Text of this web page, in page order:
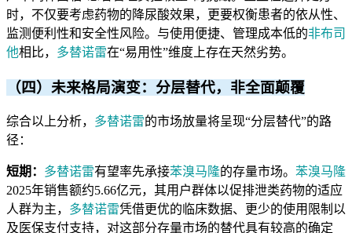
时，不仅要考虑药物的降尿酸效果，更要权衡患者的依从性、
监测便利性和安全性风险。与使用便捷、管理成本低的非布司
他相比， 多替诺雷在“易用性”维度上存在天然劣势。
（四）未来格局演变：分层替代，非全面颠覆
综合以上分析， 多替诺雷的市场放量将呈现“分层替代”的路
径：
短期： 多替诺雷有望率先承接苯溴马隆的存量市场。 苯溴马隆
2025年销售额约5.66亿元，其用户群体以促排泄类药物的适应
人群为主， 多替诺雷凭借更优的临床数据、更少的使用限制以
及医保支付支持，对这部分存量市场的替代具有较高的确定